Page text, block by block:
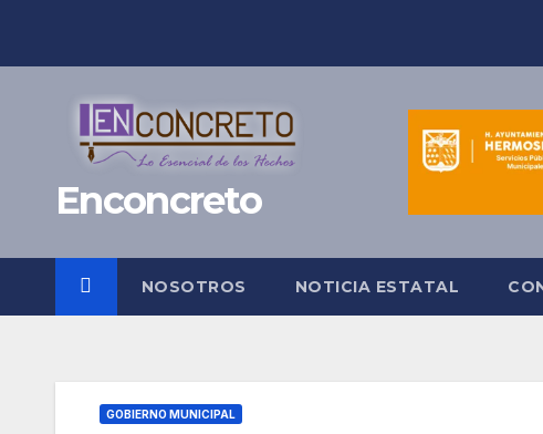
Enconcreto
NOSOTROS NOTICIA ESTATAL
GOBIERNO MUNICIPAL